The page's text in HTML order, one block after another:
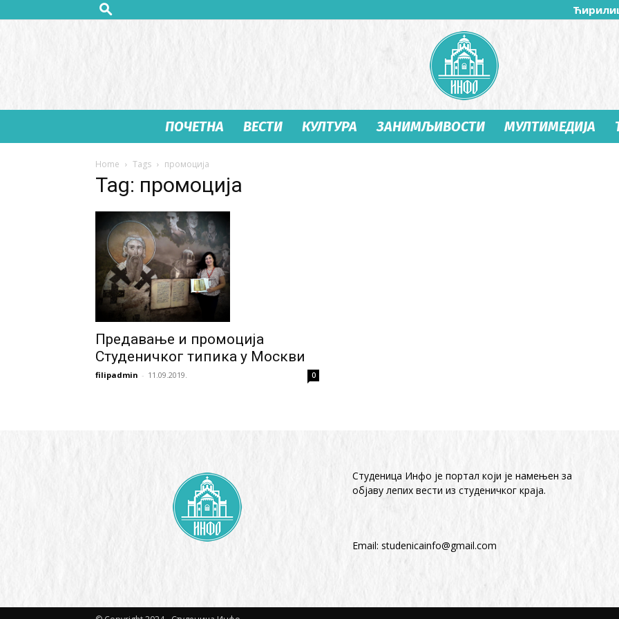
Студеница
ПОЧЕТНА ВЕСТИ КУЛТУРА ЗАНИМЉИВОСТИ МУЛТИМЕДИЈА
Home Tags промоција
Tag: промоција
Предавање и промоција
Студеничког типика у Москви
filipadmin - 11.09.2019. 0
Студеница Инфо је портал који је намењен за
објaву лепих вести из студеничког краја.
Email: studenicainfo@gmail.com